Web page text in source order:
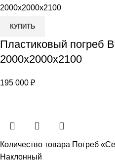
2000х2000х2100
КУПИТЬ
Пластиковый погреб
2000х2000х2100
195 000 ₽
Количество товара Погреб
Наклонный